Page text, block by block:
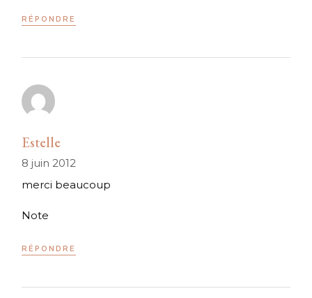
RÉPONDRE
Estelle
8 juin 2012
merci beaucoup
Note
RÉPONDRE